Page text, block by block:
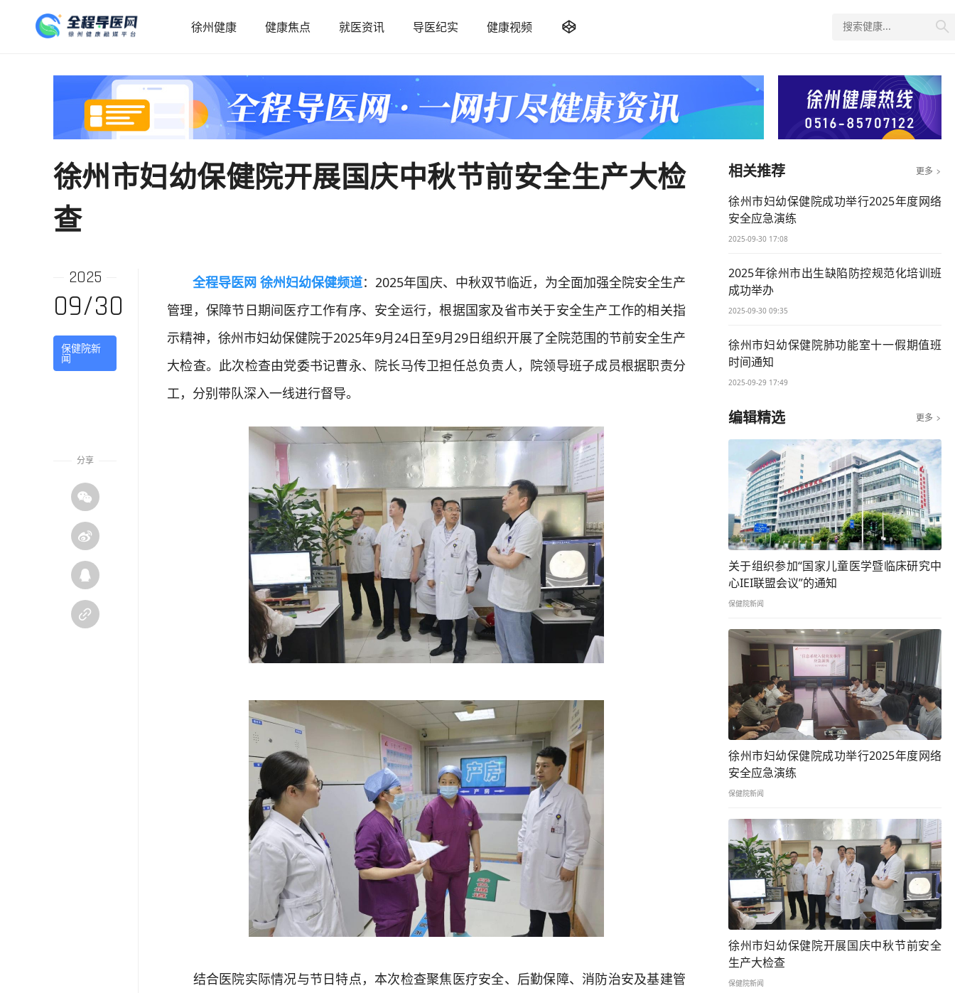
徐州健康 健康焦点 就医资讯 导医纪实 健康视频  
徐州市妇幼保健院开展国庆中秋节前安全生产大检
查
2025
09/30
保健院新
闻
分享




全程导医网 徐州妇幼保健频道：2025年国庆、中秋双节临近，为全面加强全院安全生产
管理，保障节日期间医疗工作有序、安全运行，根据国家及省市关于安全生产工作的相关指
示精神，徐州市妇幼保健院于2025年9月24日至9月29日组织开展了全院范围的节前安全生产
大检查。此次检查由党委书记曹永、院长马传卫担任总负责人，院领导班子成员根据职责分
工，分别带队深入一线进行督导。
结合医院实际情况与节日特点，本次检查聚焦医疗安全、后勤保障、消防治安及基建管
相关推荐 更多 
徐州市妇幼保健院成功举行2025年度网络
安全应急演练
2025-09-30 17:08
2025年徐州市出生缺陷防控规范化培训班
成功举办
2025-09-30 09:35
徐州市妇幼保健院肺功能室十一假期值班
时间通知
2025-09-29 17:49
编辑精选 更多 
关于组织参加“国家儿童医学暨临床研究中
心IEI联盟会议”的通知
保健院新闻
徐州市妇幼保健院成功举行2025年度网络
安全应急演练
保健院新闻
徐州市妇幼保健院开展国庆中秋节前安全
生产大检查
保健院新闻